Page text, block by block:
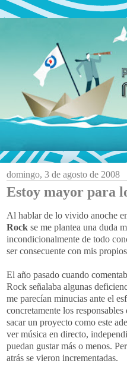
domingo, 3 de agosto de 2008
Estoy mayor para
Al hablar de lo vivido anoche
Rock se me plantea una duda
incondicionalmente de todo
ser consecuente con mis
El año pasado cuando
Rock señalaba algunas
me parecían minucias ante el
concretamente los responsables
sacar un proyecto como este
ver música en directo,
puedan gustar más o menos.
atrás se vieron incrementadas.